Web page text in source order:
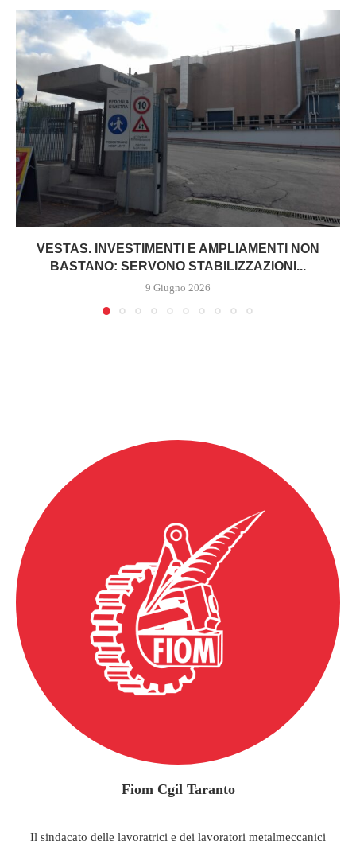
VESTAS. INVESTIMENTI E AMPLIAMENTI NON
BASTANO: SERVONO STABILIZZAZIONI...
9 Giugno 2026
Fiom Cgil Taranto
Il sindacato delle lavoratrici e dei lavoratori metalmeccanici